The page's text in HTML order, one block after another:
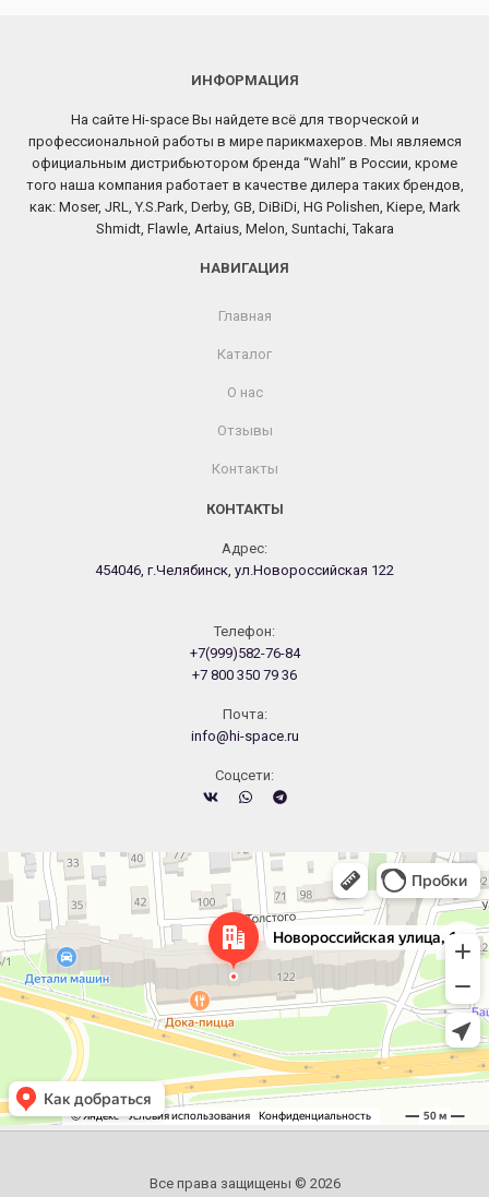
ИНФОРМАЦИЯ
На сайте Hi-space Вы найдете всё для творческой и
профессиональной работы в мире парикмахеров. Мы являемся
официальным дистрибьютором бренда “Wahl” в России, кроме
того наша компания работает в качестве дилера таких брендов,
как: Moser, JRL, Y.S.Park, Derby, GB, DiBiDi, HG Polishen, Kiepe, Mark
Shmidt, Flawle, Artaius, Melon, Suntachi, Takara
НАВИГАЦИЯ
Главная
Каталог
О нас
Отзывы
Контакты
КОНТАКТЫ
Адрес:
454046, г.Челябинск, ул.Новороссийская 122
Телефон:
+7(999)582-76-84
+7 800 350 79 36
Почта:
info@hi-space.ru
Cоцсети:
Челябинск
Новороссийская улица, 122 — Яндекс.Карты
Все права защищены © 2026